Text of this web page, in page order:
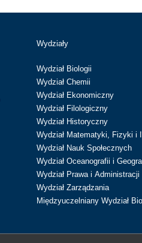
Wydziały
Wydział Biologii
Wydział Chemii
Wydział Ekonomiczny
Wydział Filologiczny
Wydział Historyczny
Wydział Matematyki, Fizyki i
Wydział Nauk Społecznych
Wydział Oceanografii i
Wydział Prawa i Administracji
Wydział Zarządzania
Międzyuczelniany Wydział